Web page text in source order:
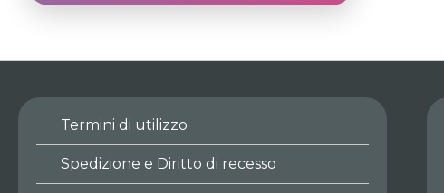
Termini di utilizzo
Spedizione e Diritto di recesso